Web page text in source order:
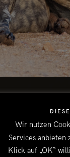
einreisen,
begegnen
ist berühmt
Wir nutzen
Services anbieten
Klick auf „OK“